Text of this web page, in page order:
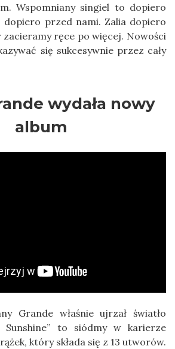
Wspomniany singiel to dopiero
dopiero przed nami. Zalia dopiero
zacieramy ręce po więcej. Nowości
się sukcesywnie przez cały
wydała nowy
album
Grande właśnie ujrzał światło
Sunshine” to siódmy w karierze
który składa się z 13 utworów.